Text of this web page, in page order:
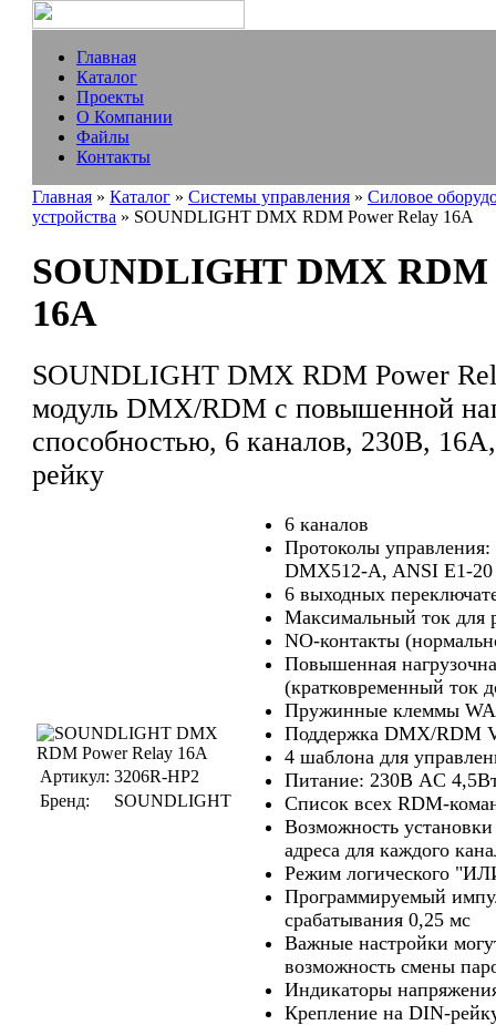
Главная
Каталог
Проекты
О Компании
Файлы
Контакты
Главная » Каталог » Системы управления » Силовое
устройства » SOUNDLIGHT DMX RDM Power Relay 16A
SOUNDLIGHT DMX RDM
16A
SOUNDLIGHT DMX RDM Power
модуль DMX/RDM с повышенной
способностью, 6 каналов, 230В,
рейку
Артикул: 3206R-HP2
Бренд:
SOUNDLIGHT
6 каналов
Протоколы
DMX512-A, ANSI E1-
6 выходных
Максимальный ток для
NO-контакты
Повышенная
(кратковременный ток
Пружинные клеммы
Поддержка DMX/RDM
4 шаблона для
Питание: 230В AC
Список всех RDM-
Возможность
адреса для каждого
Режим логического
Программируемый
срабатывания 0,25 мс
Важные настройки
возможность смены
Индикаторы
Крепление на DIN-